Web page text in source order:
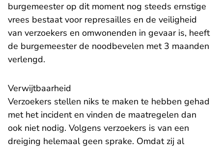
burgemeester op dit moment nog steeds ernstige
vrees bestaat voor represailles en de veiligheid
van verzoekers en omwonenden in gevaar is, heeft
de burgemeester de noodbevelen met 3 maanden
verlengd.
Verwijtbaarheid
Verzoekers stellen niks te maken te hebben gehad
met het incident en vinden de maatregelen dan
ook niet nodig. Volgens verzoekers is van een
dreiging helemaal geen sprake. Omdat zij al